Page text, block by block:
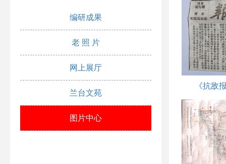
编研成果
老 照 片
网上展厅
兰台文苑
图片中心